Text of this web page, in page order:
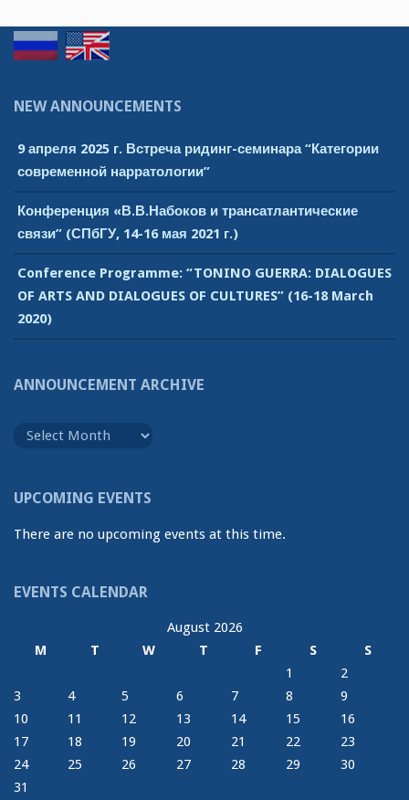
NEW ANNOUNCEMENTS
9 апреля 2025 г. Встреча ридинг-семинара “Категории
современной нарратологии”
Конференция «В.В.Набоков и трансатлантические
связи” (СПбГУ, 14-16 мая 2021 г.)
Conference Programme: “TONINO GUERRA: DIALOGUES
OF ARTS AND DIALOGUES OF CULTURES” (16-18 March
2020)
ANNOUNCEMENT ARCHIVE
Archive
UPCOMING EVENTS
There are no upcoming events at this time.
EVENTS CALENDAR
August 2026
M
T W T F S
S
1
2
3
4 5 6 7 8
9
10
11 12 13 14 15
16
17
18 19 20 21 22
23
24
25 26 27 28 29
30
31